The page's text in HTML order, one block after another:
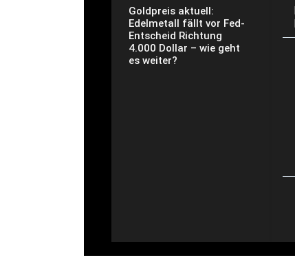
Goldpreis aktuell:
Edelmetall fällt vor Fed-
Entscheid Richtung
4.000 Dollar – wie geht
es weiter?